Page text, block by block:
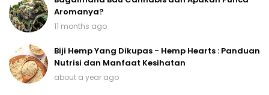
Aromanya?
11 months ago
Biji Hemp Yang Dikupas - Hemp Hearts : Panduan
Nutrisi dan Manfaat Kesihatan
about a year ago